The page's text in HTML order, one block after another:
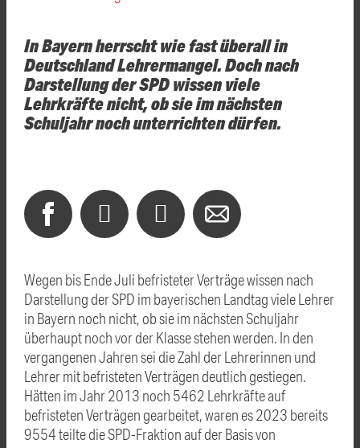
In Bayern herrscht wie fast überall in
Deutschland Lehrermangel. Doch nach
Darstellung der SPD wissen viele
Lehrkräfte nicht, ob sie im nächsten
Schuljahr noch unterrichten dürfen.
Wegen bis Ende Juli befristeter Verträge wissen nach
Darstellung der SPD im bayerischen Landtag viele Lehrer
in Bayern noch nicht, ob sie im nächsten Schuljahr
überhaupt noch vor der Klasse stehen werden. In den
vergangenen Jahren sei die Zahl der Lehrerinnen und
Lehrer mit befristeten Verträgen deutlich gestiegen.
Hätten im Jahr 2013 noch 5462 Lehrkräfte auf
befristeten Verträgen gearbeitet, waren es 2023 bereits
9554 teilte die SPD-Fraktion auf der Basis von